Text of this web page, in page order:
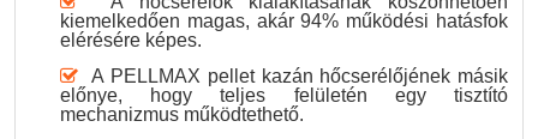
kiemelkedően magas, akár 94% működési hatásfok
elérésére képes.
A PELLMAX pellet kazán hőcserélőjének másik
előnye, hogy teljes felületén egy tisztító
mechanizmus működtethető.